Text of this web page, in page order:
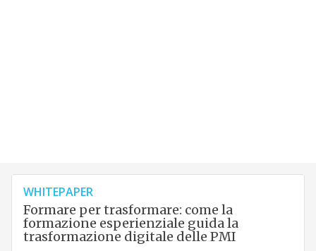
WHITEPAPER
Formare per trasformare: come la
formazione esperienziale guida la
trasformazione digitale delle PMI